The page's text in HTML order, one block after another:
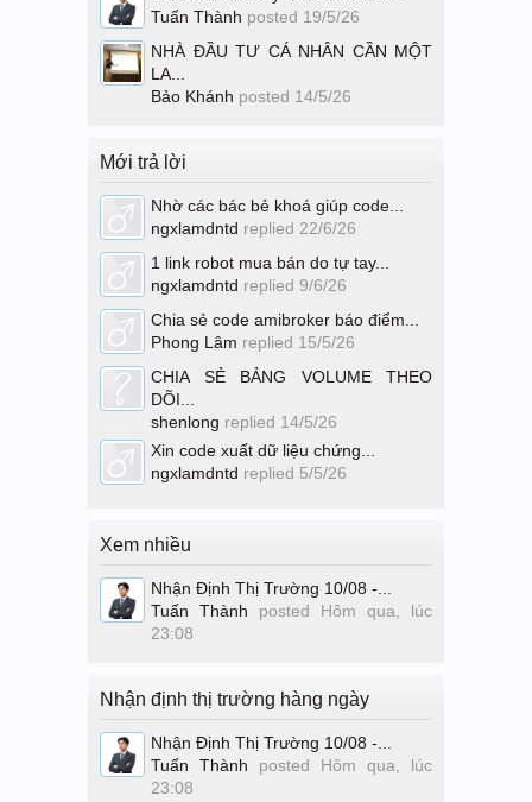
Tuấn Thành posted 19/5/26
NHÀ ĐẦU TƯ CÁ NHÂN CẦN MỘT
LA...
Bảo Khánh posted 14/5/26
Mới trả lời
Nhờ các bác bẻ khoá giúp code...
ngxlamdntd replied 22/6/26
1 link robot mua bán do tự tay...
ngxlamdntd replied 9/6/26
Chia sẻ code amibroker báo điểm...
Phong Lâm replied 15/5/26
CHIA SẺ BẢNG VOLUME THEO
DÕI...
shenlong replied 14/5/26
Xin code xuất dữ liệu chứng...
ngxlamdntd replied 5/5/26
Xem nhiều
Nhận Định Thị Trường 10/08 -...
Tuấn Thành posted Hôm qua, lúc
23:08
Nhận định thị trường hàng ngày
Nhận Định Thị Trường 10/08 -...
Tuấn Thành posted Hôm qua, lúc
23:08